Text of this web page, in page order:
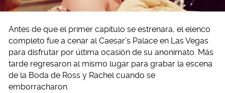
Antes de que el primer capítulo se estrenara, el elenco
completo fue a cenar al Caesar’s Palace en Las Vegas
para disfrutar por última ocasión de su anonimato. Más
tarde regresaron al mismo lugar para grabar la escena
de la Boda de Ross y Rachel cuando se
emborracharon.